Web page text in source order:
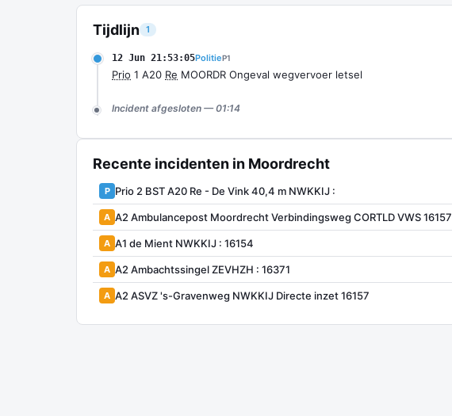
Tijdlijn 1
12 Jun 21:53:05PolitieP1
Prio 1 A20 Re MOORDR Ongeval wegvervoer letsel
Incident afgesloten — 01:14
Recente incidenten in Moordrecht
P Prio 2 BST A20 Re - De Vink 40,4 m NWKKIJ :
A A2 Ambulancepost Moordrecht Verbindingsweg CORTLD VWS 16157
A A1 de Mient NWKKIJ : 16154
A A2 Ambachtssingel ZEVHZH : 16371
A A2 ASVZ 's-Gravenweg NWKKIJ Directe inzet 16157